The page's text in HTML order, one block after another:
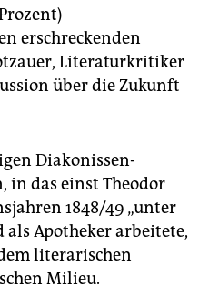
erschreckenden
Literaturkritiker
über die Zukunft
Diakonissen-
in das einst Theodor
1848/49 „unter
als Apotheker arbeitete,
literarischen
Milieu.